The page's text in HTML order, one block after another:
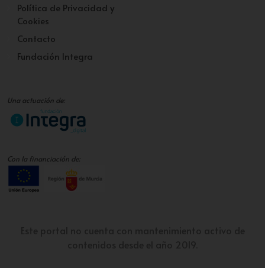
Política de Privacidad y
Cookies
Contacto
Fundación Integra
Una actuación de:
Con la financiación de: